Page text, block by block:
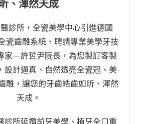
昕、渾然天成
診所，全瓷美學中心引進德國
瓷齒雕系統、聘請專業美學牙技
家—許哲尹院長，為您製訂客製
設計逼真、自然透亮全瓷冠、美
雕，讓您的牙齒皓齒如昕、渾然
天成。
診所延攬前牙美學、植牙全口重